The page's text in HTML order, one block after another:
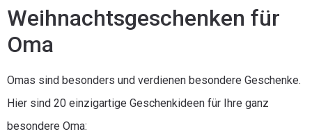
Weihnachtsgeschenken für
Oma
Omas sind besonders und verdienen besondere Geschenke.
Hier sind 20 einzigartige Geschenkideen für Ihre ganz
besondere Oma: